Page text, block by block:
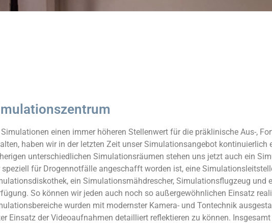
Simulationen einen immer höheren Stellenwert für die präklinische Aus-,
haben wir in der letzten Zeit unser Simulationsangebot kontinuierlich
unterschiedlichen Simulationsräumen stehen uns jetzt auch ein
speziell für Drogennotfälle angeschafft worden ist, eine
ein Simulationsmähdrescher, Simulationsflugzeug und
So können wir jeden auch noch so außergewöhnlichen Einsatz
wurden mit modernster Kamera- und Tontechnik
Einsatz der Videoaufnahmen detailliert reflektieren zu können.